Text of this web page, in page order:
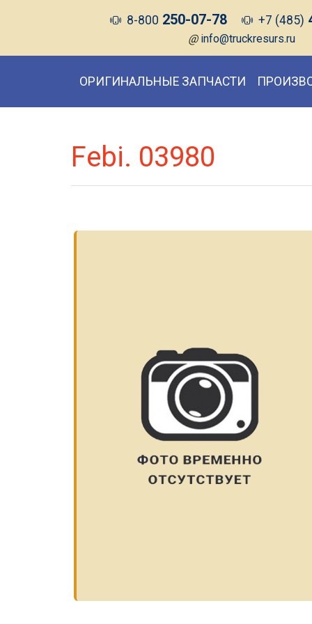
8-800 250-07-78 +7 (485)
@ info@truckresurs.ru
ОРИГИНАЛЬНЫЕ ЗАПЧАСТИ
Febi. 03980